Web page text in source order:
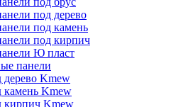
под дерево
под камень
под кирпич
Ю пласт
панели
Kmew
камень Kmew
кирпич Kmew